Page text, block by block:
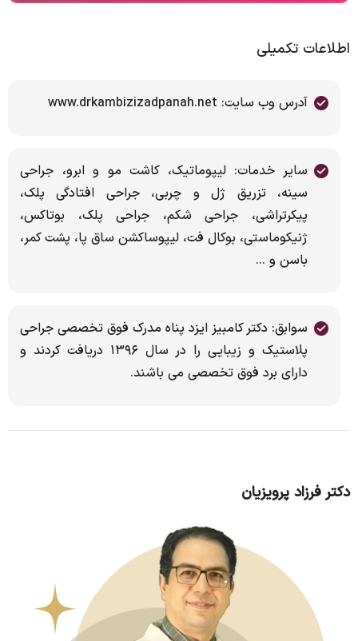
اطلاعات تکمیلی
آدرس وب سایت: www.drkambizizadpanah.net
سایر خدمات: لیپوماتیک، کاشت مو و ابرو، جراحی
سینه، تزریق ژل و چربی، جراحی افتادگی پلک،
پیکرتراشی، جراحی شکم، جراحی پلک، بوتاکس،
ژنیکوماستی، بوکال فت، لیپوساکشن ساق پا، پشت کمر،
باسن و ...
سوابق: دکتر کامبیز ایزد پناه مدرک فوق تخصصی جراحی
پلاستیک و زیبایی را در سال ۱۳۹۶ دریافت کردند و
دارای برد فوق تخصصی می باشند.
دکتر فرزاد پرویزیان